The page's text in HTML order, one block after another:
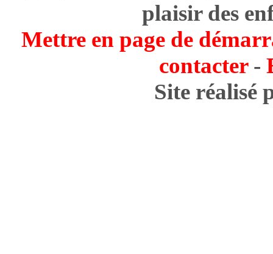
plaisir des
Mettre en page de
contacter-
Site réalisé